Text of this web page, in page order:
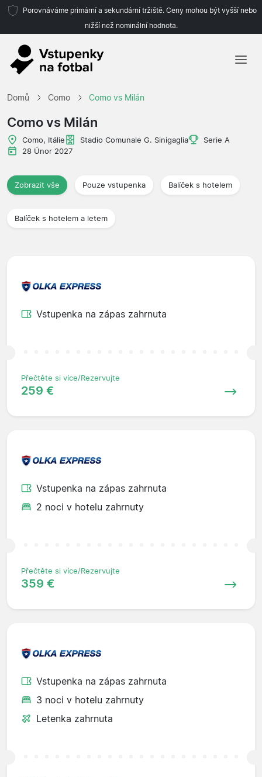
Porovnáváme primární a sekundární tržiště. Ceny mohou být vyšší nebo
nižší než nominální hodnota.
Domů Como Como vs Milán
Como vs Milán
Como, Itálie Stadio Comunale G. Sinigaglia
Serie A
28 Únor 2027
Zobrazit vše Pouze vstupenka Balíček s hotelem
Balíček s hotelem a letem
Vstupenka na zápas zahrnuta
Přečtěte si více/Rezervujte
259 €
Vstupenka na zápas zahrnuta
2 noci v hotelu zahrnuty
Přečtěte si více/Rezervujte
359 €
Vstupenka na zápas zahrnuta
3 noci v hotelu zahrnuty
Letenka zahrnuta